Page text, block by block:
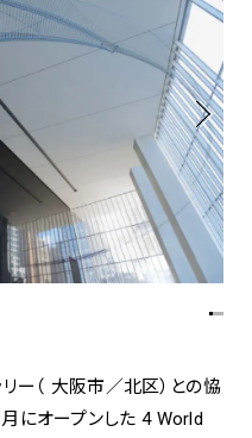
3
Spiral Café 青山
Print Collection
イラルが提案するオリジナルプ
作品
ー（ 大阪市／北区）との恊
にオープンした 4 World